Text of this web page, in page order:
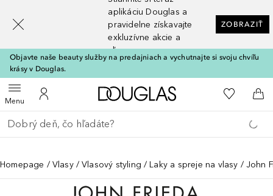
aplikáciu Douglas a
pravidelne získavajte
exkluzívne akcie a
zľavy
ZOBRAZIŤ
Objavte naše beauty služby na predajniach a vychutnajte si svoju chvíľu
krásy v Douglas.
MenuOtvoriť menuDo môjho účtu
Domov Do môjho
Do
Choď späť
Vykonajte vyhľadávanie
Homepage Vlasy Vlasový styling Laky a spreje na vlasy John
[navigation.slideout.screenreader]